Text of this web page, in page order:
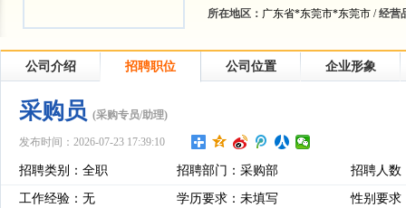
所在地区： 广东省*东莞市*东莞市 /经营
公司介绍 招聘职位 公司位置 企业形象
采购员 (采购专员/助理)
发布时间：2026-07-23 17:39:10
招聘类别：全职 招聘部门：采购部 招聘人数
工作经验：无 学历要求：未填写 性别要求